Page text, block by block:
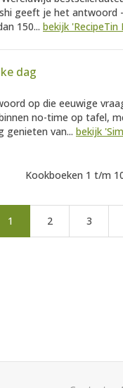
geeft je het antwoord
150... bekijk 'RecipeTin
dag
op die eeuwige
no-time op tafel,
genieten van... bekijk
Kookboeken 1 t/m
1 2 3